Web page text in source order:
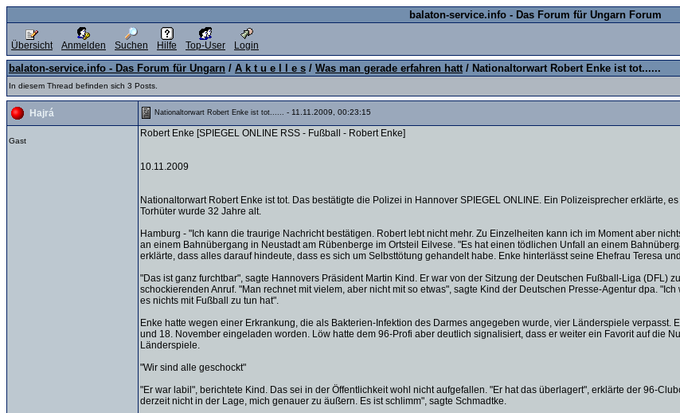
balaton-service.info - Das Forum für Ungarn Forum
Übersicht Anmelden Suchen Hilfe Top-User Login
balaton-service.info - Das Forum für Ungarn / A k t u e l l e s / Was man gerade erfahren hatt / Nationaltorwart Robert Enke ist tot......
In diesem Thread befinden sich 3 Posts.
Hajrá Nationaltorwart Robert Enke ist tot...... - 11.11.2009, 00:23:15
Gast
Robert Enke [SPIEGEL ONLINE RSS - Fußball - Robert Enke]
10.11.2009
Nationaltorwart Robert Enke ist tot. Das bestätigte die Polizei in Hannover SPIEGEL ONLINE. Ein Polizeisprecher erklärte,
Torhüter wurde 32 Jahre alt.
Hamburg - "Ich kann die traurige Nachricht bestätigen. Robert lebt nicht mehr. Zu Einzelheiten kann ich im Moment aber
an einem Bahnübergang in Neustadt am Rübenberge im Ortsteil Eilvese. "Es hat einen tödlichen Unfall an einem
erklärte, dass alles darauf hindeute, dass es sich um Selbsttötung gehandelt habe. Enke hinterlässt seine Ehefrau Teresa
"Das ist ganz furchtbar", sagte Hannovers Präsident Martin Kind. Er war von der Sitzung der Deutschen Fußball-Liga
schockierenden Anruf. "Man rechnet mit vielem, aber nicht mit so etwas", sagte Kind der Deutschen Presse-Agentur dpa.
es nichts mit Fußball zu tun hat".
Enke hatte wegen einer Erkrankung, die als Bakterien-Infektion des Darmes angegeben wurde, vier Länderspiele
und 18. November eingeladen worden. Löw hatte dem 96-Profi aber deutlich signalisiert, dass er weiter ein Favorit auf die
Länderspiele.
"Wir sind alle geschockt"
"Er war labil", berichtete Kind. Das sei in der Öffentlichkeit wohl nicht aufgefallen. "Er hat das überlagert", erklärte der 96-
derzeit nicht in der Lage, mich genauer zu äußern. Es ist schlimm", sagte Schmadtke.